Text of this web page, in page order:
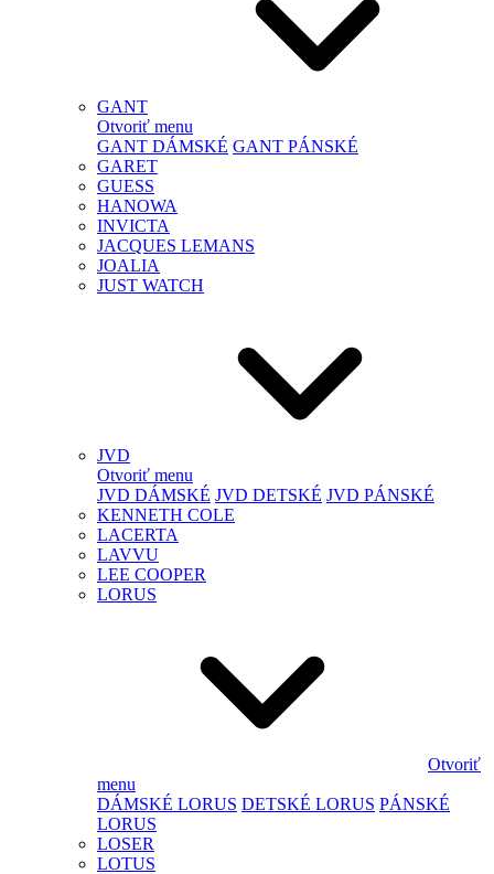
GANT
Otvoriť menu
GANT DÁMSKÉ GANT PÁNSKÉ
GARET
GUESS
HANOWA
INVICTA
JACQUES LEMANS
JOALIA
JUST WATCH
JVD
Otvoriť menu
JVD DÁMSKÉ JVD DETSKÉ JVD PÁNSKÉ
KENNETH COLE
LACERTA
LAVVU
LEE COOPER
LORUS
Otvoriť
menu
DÁMSKÉ LORUS DETSKÉ LORUS PÁNSKÉ
LORUS
LOSER
LOTUS